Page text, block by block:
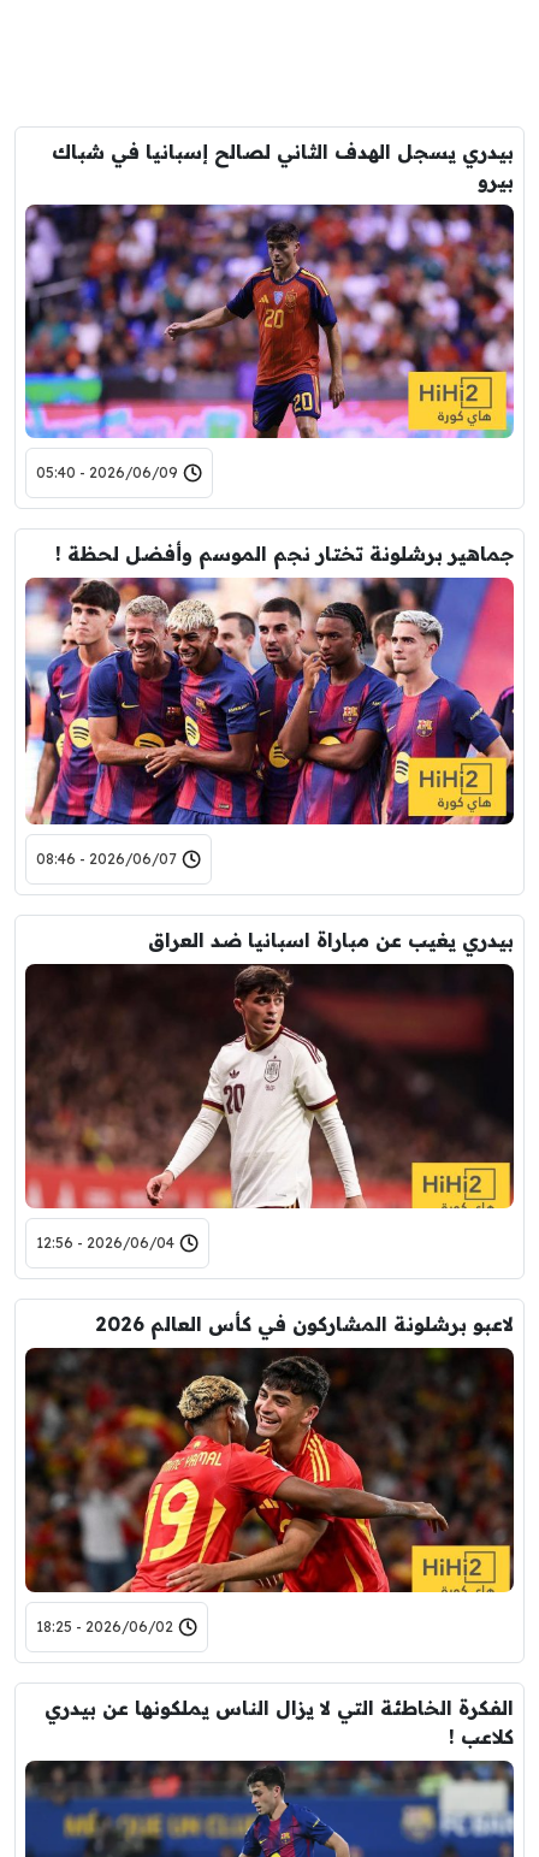
بيدري يسجل الهدف الثاني لصالح إسبانيا في شباك
بيرو
2026/06/09 - 05:40
جماهير برشلونة تختار نجم الموسم وأفضل لحظة !
2026/06/07 - 08:46
بيدري يغيب عن مباراة اسبانيا ضد العراق
2026/06/04 - 12:56
لاعبو برشلونة المشاركون في كأس العالم 2026
2026/06/02 - 18:25
الفكرة الخاطئة التي لا يزال الناس يملكونها عن بيدري
كلاعب !